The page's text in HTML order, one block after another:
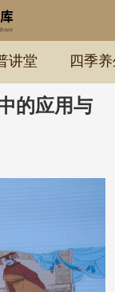
讲堂 四季
的应用与